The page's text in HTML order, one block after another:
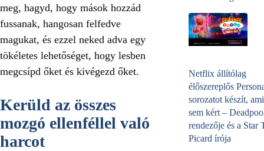
meg, hagyd, hogy mások hozzád
fussanak, hangosan felfedve
magukat, és ezzel neked adva egy
tökéletes lehetőséget, hogy lesben
megcsípd őket és kivégezd őket.
Kerüld az összes
mozgó ellenféllel való
harcot
Netflix állítólag
élőszereplős
sorozatot készít,
sem kért –
rendezője és a Star
Picard írója